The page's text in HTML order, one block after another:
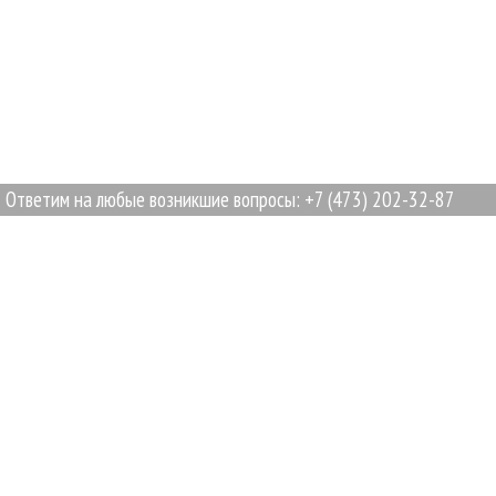
на любые возникшие вопросы: +7 (473) 202-32-87